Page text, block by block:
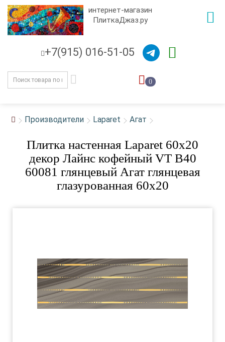
интернет-магазин
ПлиткаДжаз.ру
+7(915) 016-51-05
0
Производители Laparet Агат
Плитка настенная Laparet 60x20
декор Лайнс кофейный VT B40
60081 глянцевый Агат глянцевая
глазурованная 60x20